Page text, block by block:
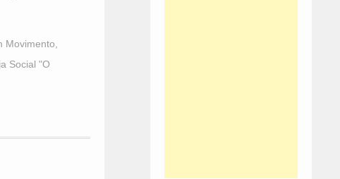
Movimento,
Social "O